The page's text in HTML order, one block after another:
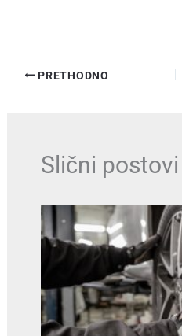
PRETHODNO
Slični postovi